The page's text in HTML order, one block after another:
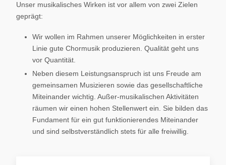
Unser musikalisches Wirken ist vor allem von zwei Zielen
geprägt:
Wir wollen im Rahmen unserer Möglichkeiten in erster
Linie gute Chormusik produzieren. Qualität geht uns
vor Quantität.
Neben diesem Leistungsanspruch ist uns Freude am
gemeinsamen Musizieren sowie das gesellschaftliche
Miteinander wichtig. Außer-musikalischen Aktivitäten
räumen wir einen hohen Stellenwert ein. Sie bilden das
Fundament für ein gut funktionierendes Miteinander
und sind selbstverständlich stets für alle freiwillig.